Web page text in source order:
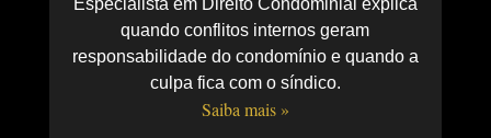
quando conflitos internos geram
responsabilidade do condomínio e quando a
culpa fica com o síndico.
Saiba mais »